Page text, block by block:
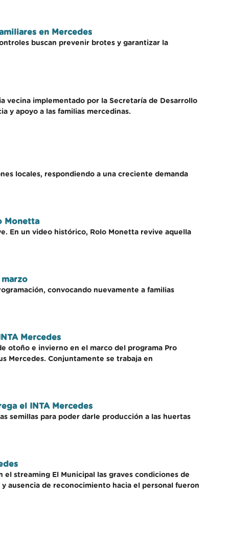
en Mercedes
buscan prevenir brotes y garantizar la
vecina implementado por la Secretaría de Desarrollo
y apoyo a las familias mercedinas.
locales, respondiendo a una creciente demanda
Monetta
En un video histórico, Rolo Monetta revive aquella
convocando nuevamente a familias
Mercedes
otoño e invierno en el marco del programa Pro
Mercedes. Conjuntamente se trabaja en
el INTA Mercedes
semillas para poder darle producción a las huertas
streaming El Municipal las graves condiciones de
ausencia de reconocimiento hacia el personal fueron